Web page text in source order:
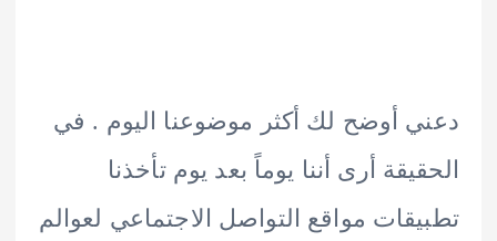
أوضح لك أكثر موضوعنا اليوم . في
أرى أننا يوماً بعد يوم تأخذنا
مواقع التواصل الاجتماعي لعوالم